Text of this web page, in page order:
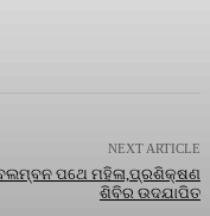
NEXT ARTICLE
ପଥେ ମହିଳା,ପ୍ରଶିକ୍ଷଣ
ଶିବିର ଉଦଯାପିତ